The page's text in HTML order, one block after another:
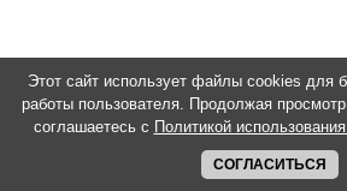
Этот сайт использует файлы cookies для
работы пользователя. Продолжая
соглашаетесь с Политикой
СОГЛАСИТЬСЯ